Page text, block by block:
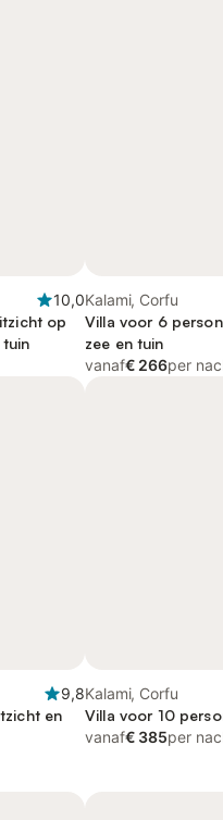
10,0
op
tuin
Kalami, Corfu
Villa voor 6
zee en tuin
vanaf€ 266per
9,8
en
Kalami, Corfu
Villa voor 10
vanaf€ 385per